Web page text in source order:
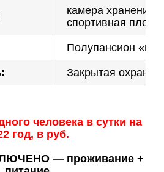
камера
спортивная
Полупансион
Закрытая
человека в сутки на
год, в руб.
— проживание +